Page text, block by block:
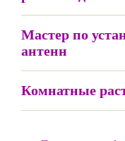
Мастер по
антенн
Комнатные